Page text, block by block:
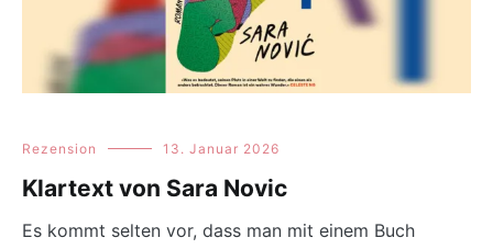
Rezension 13. Januar 2026
Klartext von Sara Novic
Es kommt selten vor, dass man mit einem Buch